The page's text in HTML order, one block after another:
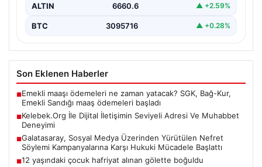
ALTIN 6660.6 ▲ +2.59%
BTC 3095716 ▲ +0.28%
Son Eklenen Haberler
■Emekli maaşı ödemeleri ne zaman yatacak? SGK, Bağ-Kur,
Emekli Sandığı maaş ödemeleri başladı
■Kelebek.Org İle Dijital İletişimin Seviyeli Adresi Ve Muhabbet
Deneyimi
■Galatasaray, Sosyal Medya Üzerinden Yürütülen Nefret
Söylemi Kampanyalarına Karşı Hukuki Mücadele Başlattı
■12 yaşındaki çocuk hafriyat alınan gölette boğuldu